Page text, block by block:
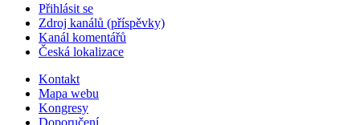
Přihlásit se
Zdroj kanálů (příspěvky)
Kanál komentářů
Česká lokalizace
Kontakt
Mapa webu
Kongresy
Doporučení